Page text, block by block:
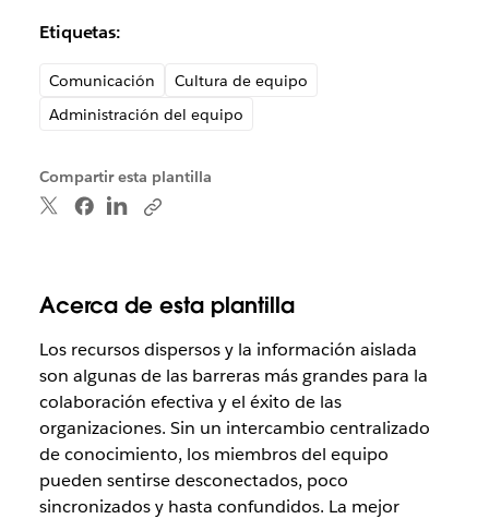
Etiquetas:
Comunicación
Cultura de equipo
Administración del equipo
Compartir esta plantilla
Acerca de esta plantilla
Los recursos dispersos y la información aislada
son algunas de las barreras más grandes para la
colaboración efectiva y el éxito de las
organizaciones. Sin un intercambio centralizado
de conocimiento, los miembros del equipo
pueden sentirse desconectados, poco
sincronizados y hasta confundidos. La mejor